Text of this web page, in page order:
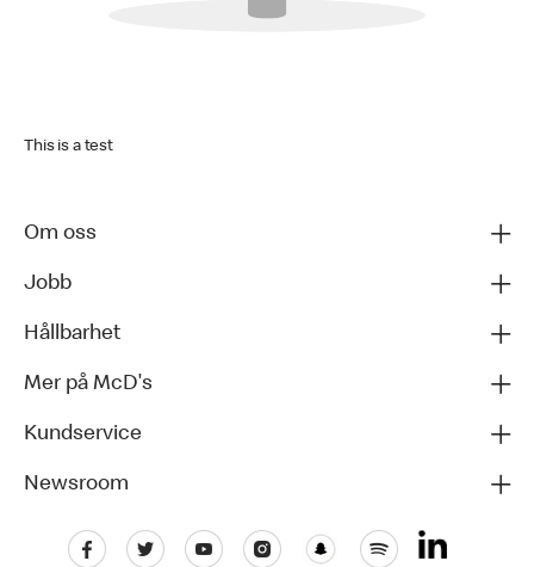
This is a test
Om oss
Jobb
Hållbarhet
Mer på McD's
Kundservice
Newsroom